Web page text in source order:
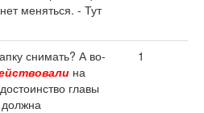
меняться. - Тут
снимать? А во-
на
главы
должна
1